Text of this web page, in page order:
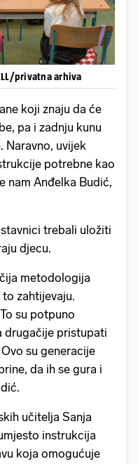
privatna arhiva
koji znaju da će
pa i zadnju kunu
Naravno, uvijek
potrebne kao
nam Anđelka Budić,
trebali uložiti
djecu.
metodologija
zahtijevaju.
su potpuno
drugačije pristupati
su generacije
da ih se gura i
učitelja Sanja
instrukcija
koja omogućuje